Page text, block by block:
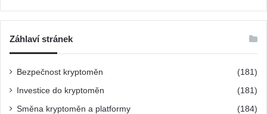
á
Záhlaví stránek
Bezpečnost kryptoměn (181)
Investice do kryptoměn (181)
Směna kryptoměn a platformy (184)